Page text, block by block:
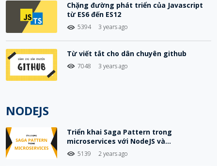
Chặng đường phát triển của Javascript
từ ES6 đến ES12
5394 3 years ago
Từ viết tắt cho dân chuyên github
7048 3 years ago
NODEJS
Triển khai Saga Pattern trong
microservices với NodeJS và
Choreography-Based Saga
5139 2 years ago